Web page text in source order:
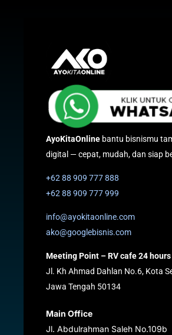
AyoKitaOnlinebantu bisnismu
digital — cepat, mudah, dan siap
+62 88 909 777 888
+62 88 909 777 999
info@ayokitaonline.com
ako@googlebisnis.com
Meeting Point – RV cafe 24 hours
Jl. Kh Ahmad Dahlan No.6, Kota
Jawa Tengah 50134
Main Office
Jl. Abdulrahman Saleh No.109b